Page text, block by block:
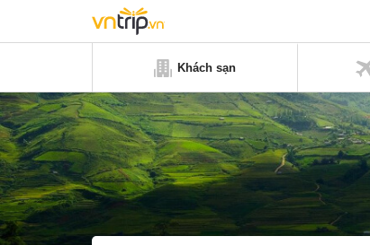
Khách sạn